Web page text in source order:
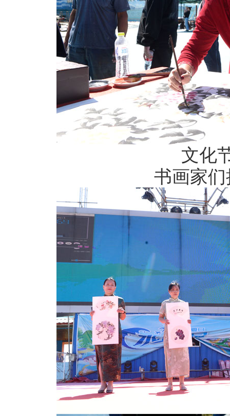
文化
书画家